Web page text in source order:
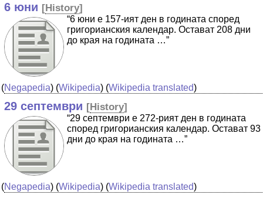
6 юни [History]
“6 юни е 157-ият ден в годината според
григорианския календар. Остават 208 дни
до края на годината …”
(Negapedia) (Wikipedia) (Wikipedia translated)
29 септември [History]
“29 септември е 272-рият ден в годината
според григорианския календар. Остават 93
дни до края на годината …”
(Negapedia) (Wikipedia) (Wikipedia translated)